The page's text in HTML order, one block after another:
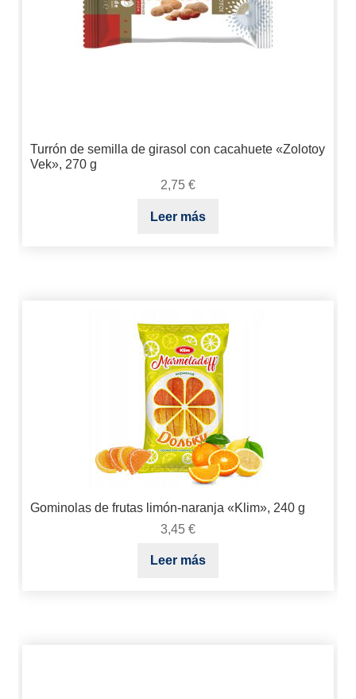
Turrón de semilla de girasol con cacahuete «Zolotoy
Vek», 270 g
2,75 €
Leer más
Gominolas de frutas limón-naranja «Klim», 240 g
3,45 €
Leer más